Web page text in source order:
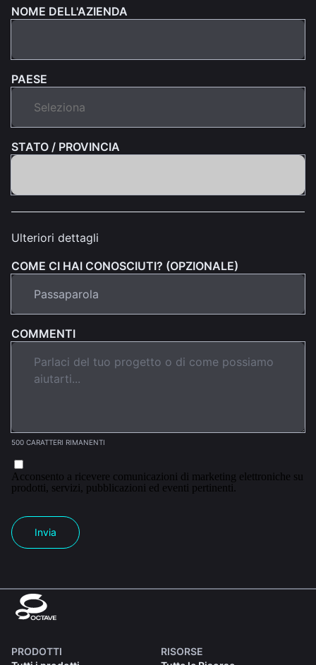
NOME DELL'AZIENDA
PAESE
STATO / PROVINCIA
Ulteriori dettagli
COME CI HAI CONOSCIUTI? (OPZIONALE)
COMMENTI
500 CARATTERI RIMANENTI
Acconsento a ricevere comunicazioni di marketing elettroniche su
prodotti, servizi, pubblicazioni ed eventi pertinenti.
Invia
PRODOTTI
RISORSE